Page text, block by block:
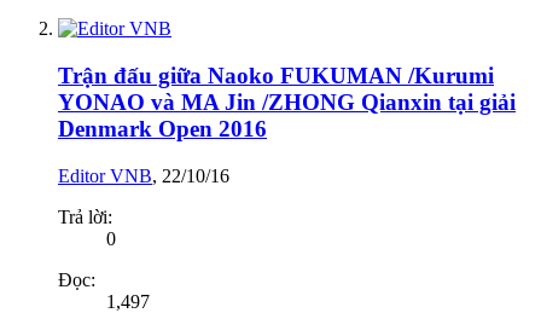
Trận đấu giữa Naoko FUKUMAN /Kurumi
YONAO và MA Jin /ZHONG Qianxin tại giải
Denmark Open 2016
Editor VNB, 22/10/16
Trả lời:
0
Đọc:
1,497